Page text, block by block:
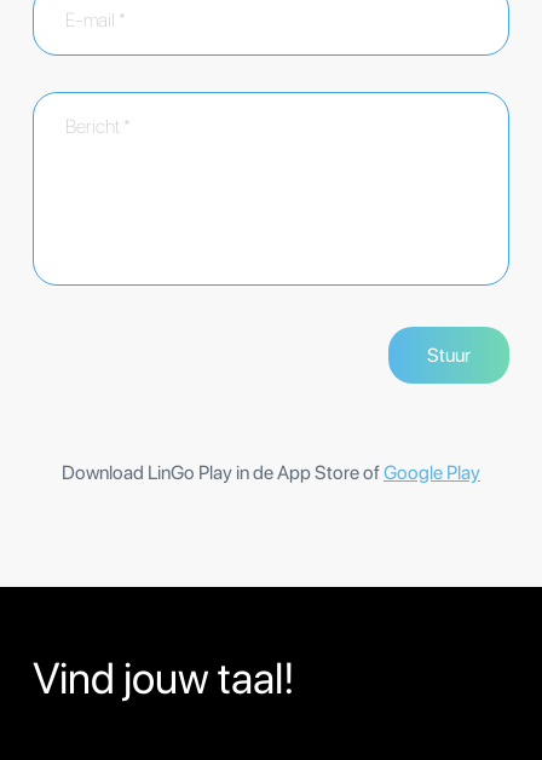
Download LinGo Play in de App Store ofGoogle Play
Vind jouw taal!